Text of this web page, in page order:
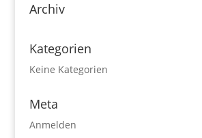
Archiv
Kategorien
Keine Kategorien
Meta
Anmelden